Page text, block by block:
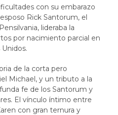
con su embarazo
Rick Santorum, el
lideraba la
por nacimiento parcial en
de la corta pero
Michael, y un tributo a la
fe de los Santorum y
El vínculo íntimo entre
con gran ternura y